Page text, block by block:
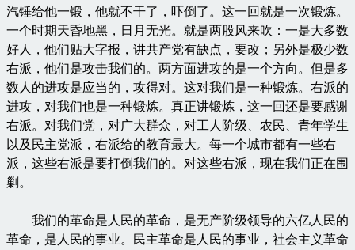
汽锤给他一锻，他就不干了，吓倒了。这一回就是一次锻炼。
一个时期天昏地黑，日月无光。就是两股风来吹：一是大多数
好人，他们贴大字报，讲共产党有缺点，要改；另外是极少数
右派，他们是攻击我们的。两方面进攻的是一个方向。但是多
数人的进攻是应当的，攻得对。这对我们是一种锻炼。右派的
进攻，对我们也是一种锻炼。真正讲锻炼，这一回还是要感谢
右派。对我们党，对广大群众，对工人阶级、农民、青年学生
以及民主党派，右派给的教育最大。每一个城市都有一些右
派，这些右派是要打倒我们的。对这些右派，现在我们正在围
剿。
我们的革命是人民的革命，是无产阶级领导的六亿人民的
革命，是人民的事业。民主革命是人民的事业，社会主义革命